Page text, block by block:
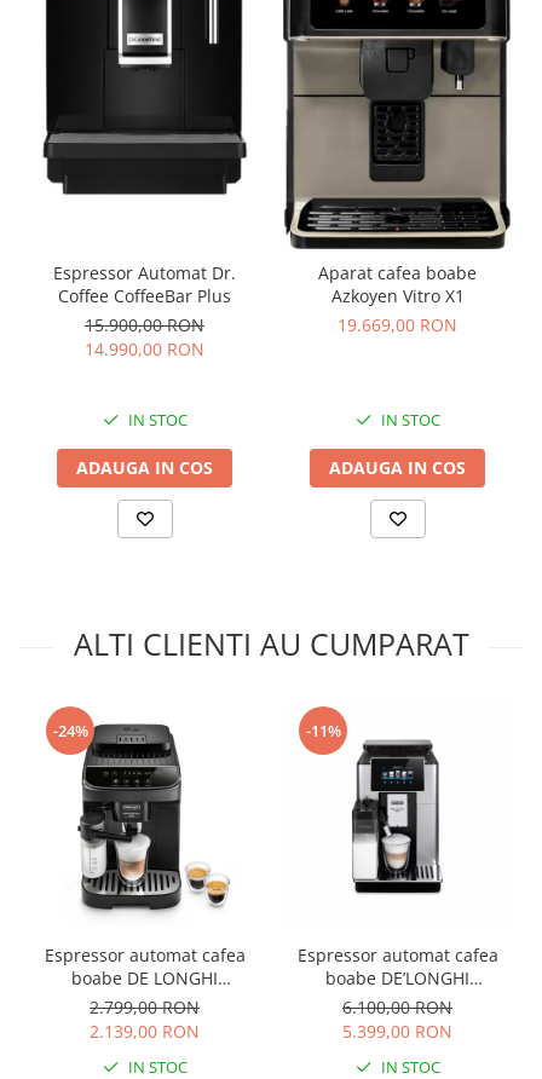
Espressor Automat Dr.
Coffee CoffeeBar Plus
15.900,00 RON
14.990,00 RON
IN STOC
ADAUGA IN COS
Aparat cafea boabe
Azkoyen Vitro X1
19.669,00 RON
IN STOC
ADAUGA IN COS
ALTI CLIENTI AU CUMPARAT
-24%
Espressor automat cafea
boabe DE LONGHI
Magnifica Evo
ECAM290.51.B
2.799,00 RON
2.139,00 RON
IN STOC
-11%
Espressor automat cafea
boabe DE’LONGHI
PrimaDonna SOUL ECAM
610.55.SB
6.100,00 RON
5.399,00 RON
IN STOC